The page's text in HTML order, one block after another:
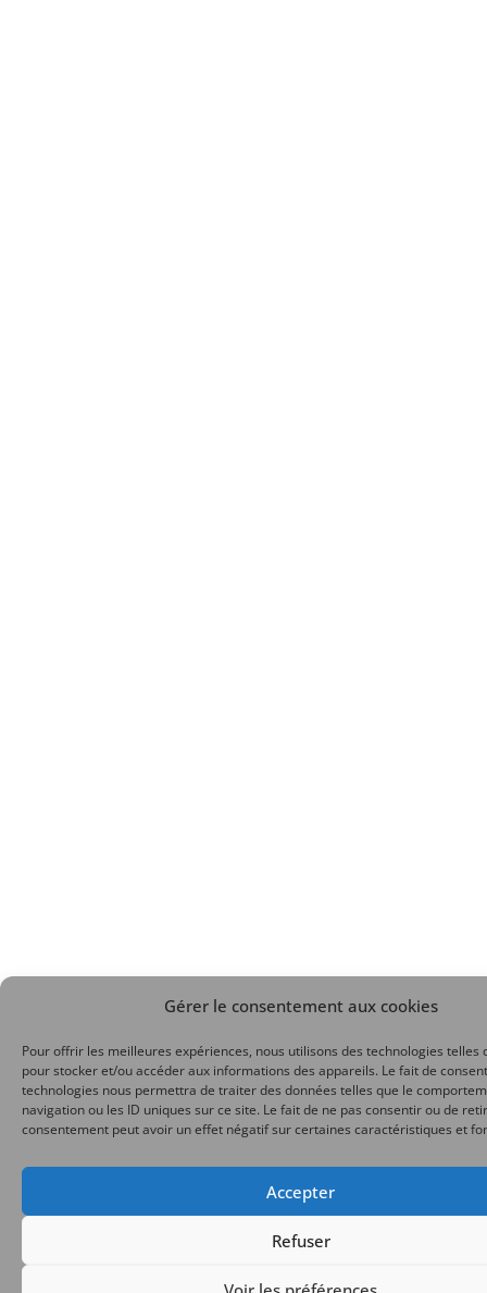
Gérer le consentement aux cookies
Pour offrir les meilleures expériences, nous utilisons des technologies telles
pour stocker et/ou accéder aux informations des appareils. Le fait de
technologies nous permettra de traiter des données telles que le
navigation ou les ID uniques sur ce site. Le fait de ne pas consentir ou de
consentement peut avoir un effet négatif sur certaines caractéristiques et
Accepter
Refuser